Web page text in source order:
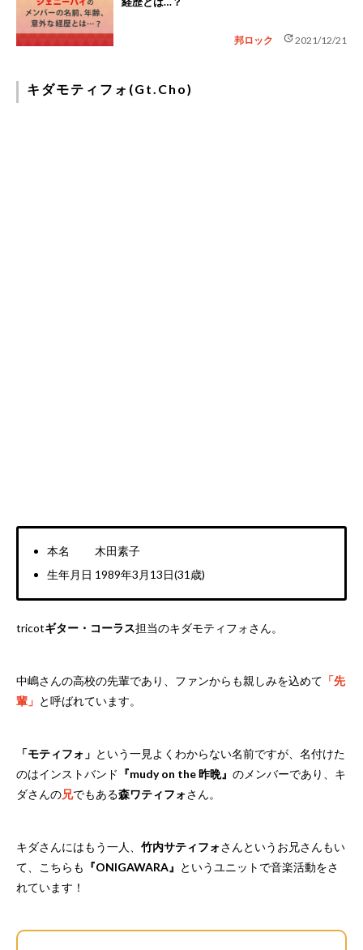
邦ロック update2021/12/21
キダモティフォ(Gt.Cho)
本名 木田素子
生年月日 1989年3月13日(31歳)
tricotギター・コーラス担当のキダモティフォさん。
中嶋さんの高校の先輩であり、ファンからも親しみを込めて 「先
輩」 と呼ばれています。
「モティフォ」 という一見よくわからない名前ですが、名付けた
のはインストバンド 『mudy on the 昨晩』 のメンバーであり、キ
ダさんの兄でもある森ワティフォさん。
キダさんにはもう一人、 竹内サティフォさんというお兄さんもい
て、こちらも 『ONIGAWARA』 というユニットで音楽活動をさ
れています！